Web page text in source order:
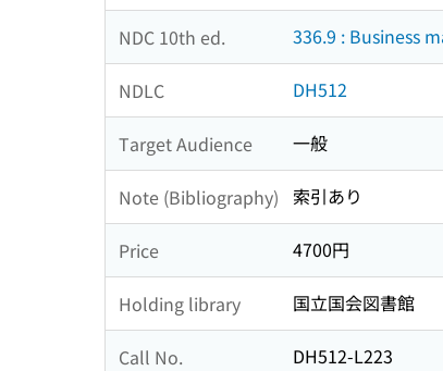
NDC 10th ed. 336.9 : Business
NDLC DH512
Target Audience 一般
Note (Bibliography) 索引あり
Price 4700円
Holding library 国立国会図書館
Call No.
DH512-L223